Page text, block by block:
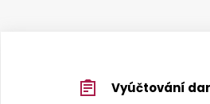
Vyúčtování